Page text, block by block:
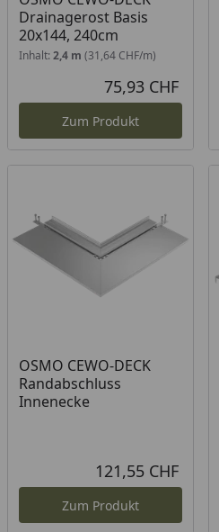
Drainagerost Basis
20x144, 240cm
Inhalt: 2,4 m (31,64 CHF/m)
75,93 CHF
Zum Produkt
OSMO CEWO-DECK
Randabschluss
Innenecke
121,55 CHF
Zum Produkt